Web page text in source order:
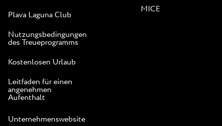
Plava Laguna Club
Nutzungsbedingungen
des Treueprogramms
Kostenlosen Urlaub
Leitfaden für einen
angenehmen
Aufenthalt
Unternehmenswebsite
MICE